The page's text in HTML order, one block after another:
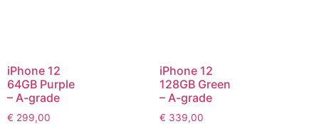
iPhone 12
64GB Purple
– A-grade
€ 299,00
iPhone 12
128GB Green
– A-grade
€ 339,00